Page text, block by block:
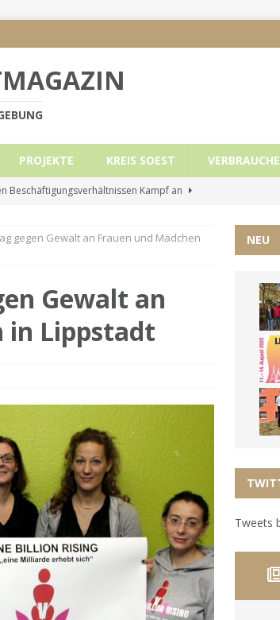
PROJEKTE KREIS SOEST
Beschäftigungsverhältnissen Kampf an
Leistungsempfänger
KREIS SOEST
nach Cyberangriff wieder online
gegen Gewalt an Frauen und Mädchen
Gewalt an
in Lippstadt
NEU
Tweets